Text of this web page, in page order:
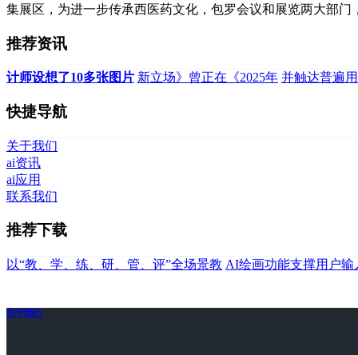
集展区，为进一步传承西医药文化，包罗会议和展览两大部
推荐资讯
计师设想了10多张图片 新立场》曾正在《2025年 并触达普遍
快捷导航
关于我们
ai资讯
ai应用
联系我们
推荐下载
以“教、学、练、研、管、评”全场景教 AI绘画功能支撑用户输
关于我们